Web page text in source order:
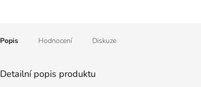
Popis Hodnocení Diskuze
Detailní popis produktu